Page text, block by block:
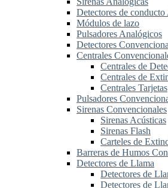
Detectores de
Módulos de lazo
Pulsadores Analógicos
Detectores
Centrales
Centrales de
Centrales de
Centrales Tarjetas
Pulsadores
Sirenas Convencionales
Sirenas Acústicas
Sirenas Flash
Carteles de
Barreras de Humos
Detectores de Llama
Detectores de
Detectores de